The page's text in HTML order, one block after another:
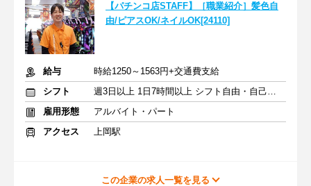
【パチンコ店STAFF】［職業紹介］髪色自
由/ピアスOK/ネイルOK[24110]
給与
時給1250～1563円+交通費支給
シフト
週3日以上 1日7時間以上 シフト自由・自己申告
雇用形態
アルバイト・パート
アクセス
上岡駅
この企業の求人一覧を見る